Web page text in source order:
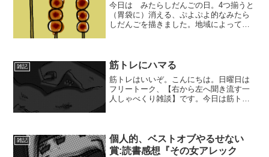
今日は みたらしだんごの日。4つ揃うと
（胃袋に）消える、ぷよぷよ的なみたら
しだんごを描きました。地域によって
雑記 筋トレにハマる
筋トレはいいぞ。こんにちは。日曜日は
フリートーク、【右から左へ聞き流す一
人しゃべくり雑談】です。今日は筋トレ
なし。子供のときに２、３...
雑記
個人的、ベストオブやるせない
賞:読書感想『その女アレック